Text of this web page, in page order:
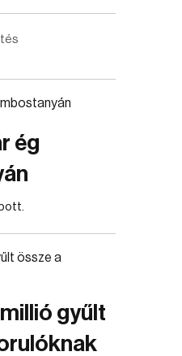
ég
gyűlt